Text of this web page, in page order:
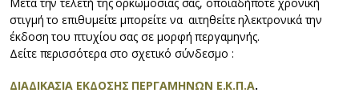
στιγμή το επιθυμείτε μπορείτε να αιτηθείτε ηλεκτρονικά την
έκδοση του πτυχίου σας σε μορφή περγαμηνής.
Δείτε περισσότερα στο σχετικό σύνδεσμο :
ΔΙΑΔΙΚΑΣΙΑ ΕΚΔΟΣΗΣ ΠΕΡΓΑΜΗΝΩΝ Ε.Κ.Π.Α.